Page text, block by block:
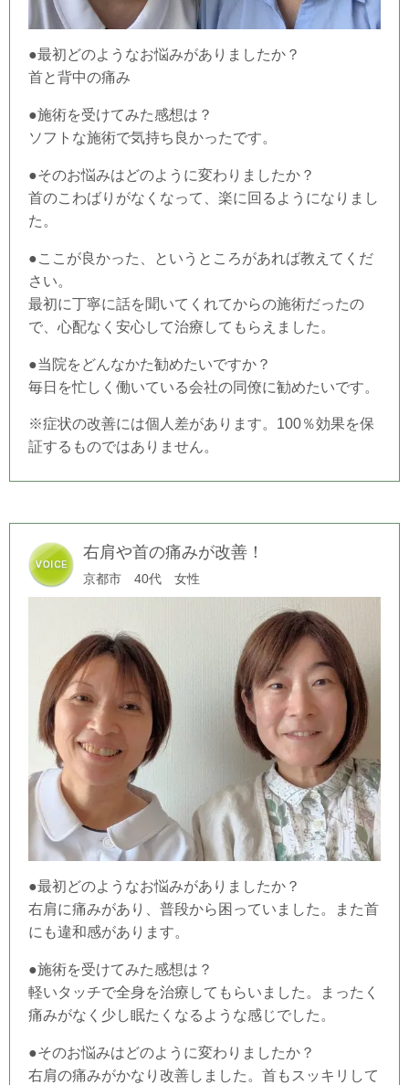
●最初どのようなお悩みがありましたか？
首と背中の痛み
●施術を受けてみた感想は？
ソフトな施術で気持ち良かったです。
●そのお悩みはどのように変わりましたか？
首のこわばりがなくなって、楽に回るようになりまし
た。
●ここが良かった、というところがあれば教えてくだ
さい。
最初に丁寧に話を聞いてくれてからの施術だったの
で、心配なく安心して治療してもらえました。
●当 院をどんなかた勧めたいですか？
毎日を忙しく働いている会社の同僚に勧めたいです。
※症状の改善には個人差があります。100％効果を保
証するものではありません。
右肩や首の痛みが改善！
京都市 40代 女性
●最初どのようなお悩みがありましたか？
右肩に痛みがあり、普段から困っていました。また首
にも違和感があります。
●施術を受けてみた感想は？
軽いタッチで全身を治療してもらいました。まったく
痛みがなく少し眠たくなるような感じでした。
●そのお悩みはどのように変わりましたか？
右肩の痛みがかなり改善しました。首もスッキリして